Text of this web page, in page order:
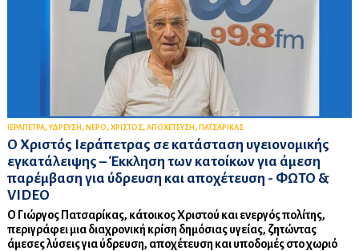
ΙΕΡΑΠΕΤΡΑ, ΥΔΡΕΥΣΗ , ΝΕΡΟ, ΧΡΙΣΤΟΣ, ΑΠΟΧΕΤΕΥΣΗ , ΠΑΤΣΑΡΙΚΑΣ
Ο Χριστός Ιεράπετρας σε κατάσταση υγειονομικής
εγκατάλειψης – Έκκληση των κατοίκων για άμεση
παρέμβαση για ύδρευση και αποχέτευση - ΦΩΤΟ &
VIDEO
Ο Γιώργος Πατσαρίκας, κάτοικος Χριστού και ενεργός πολίτης,
περιγράφει μια διαχρονική κρίση δημόσιας υγείας, ζητώντας
άμεσες λύσεις για ύδρευση, αποχέτευση και υποδομές στο χωριό